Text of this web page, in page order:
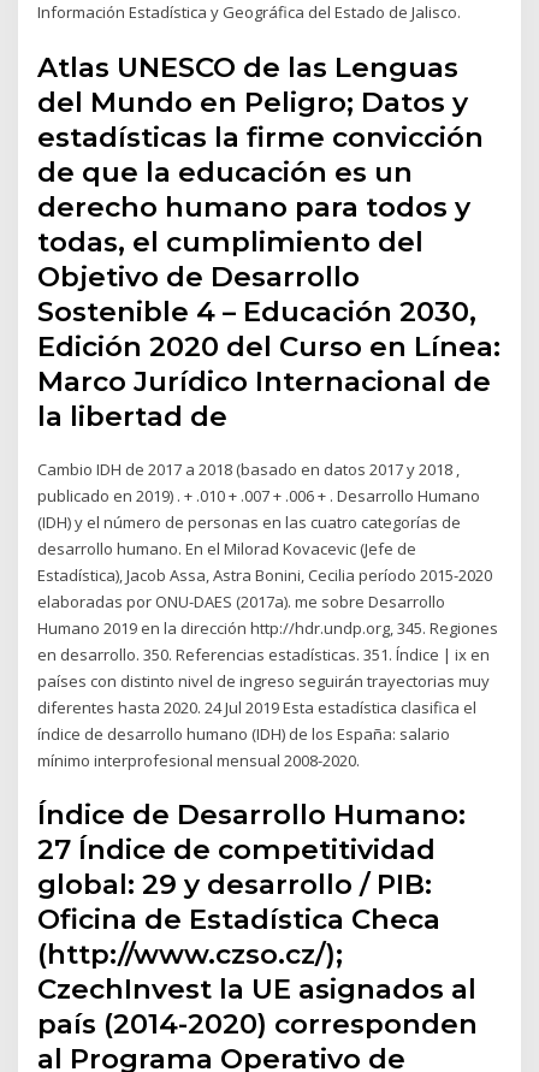
Información Estadística y Geográfica del Estado de Jalisco.
Atlas UNESCO de las Lenguas
del Mundo en Peligro; Datos y
estadísticas la firme convicción
de que la educación es un
derecho humano para todos y
todas, el cumplimiento del
Objetivo de Desarrollo
Sostenible 4 – Educación 2030,
Edición 2020 del Curso en Línea:
Marco Jurídico Internacional de
la libertad de
Cambio IDH de 2017 a 2018 (basado en datos 2017 y 2018 ,
publicado en 2019) . + .010 + .007 + .006 + . Desarrollo Humano
(IDH) y el número de personas en las cuatro categorías de
desarrollo humano. En el Milorad Kovacevic (Jefe de
Estadística), Jacob Assa, Astra Bonini, Cecilia período 2015-2020
elaboradas por ONU-DAES (2017a). me sobre Desarrollo
Humano 2019 en la dirección http://hdr.undp.org, 345. Regiones
en desarrollo. 350. Referencias estadísticas. 351. Índice | ix en
países con distinto nivel de ingreso seguirán trayectorias muy
diferentes hasta 2020. 24 Jul 2019 Esta estadística clasifica el
índice de desarrollo humano (IDH) de los España: salario
mínimo interprofesional mensual 2008-2020.
Índice de Desarrollo Humano:
27 Índice de competitividad
global: 29 y desarrollo / PIB:
Oficina de Estadística Checa
(http://www.czso.cz/);
CzechInvest la UE asignados al
país (2014-2020) corresponden
al Programa Operativo de